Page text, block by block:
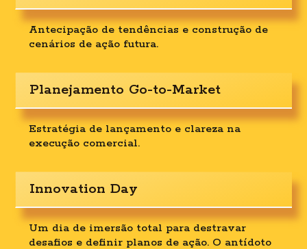
Antecipação de tendências e construção de
cenários de ação futura.
Planejamento Go-to-Market
Estratégia de lançamento e clareza na
execução comercial.
Innovation Day
Um dia de imersão total para destravar
desafios e definir planos de ação. O antídoto